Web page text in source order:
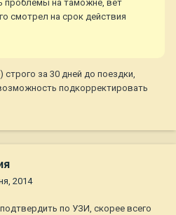
проблемы на таможне, вет
смотрел на срок действия
за 30 дней до поездки,
подкорректировать
2014
по УЗИ, скорее всего